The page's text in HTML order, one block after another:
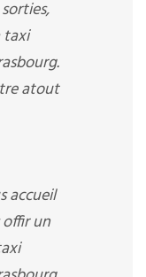
taxi
atout
accueil
un